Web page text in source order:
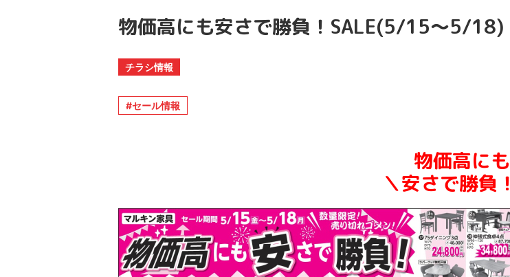
物価高にも安さで勝負！SALE(5/15～5/18)
チラシ情報
セール情報
物価高にも
＼安さで勝負！